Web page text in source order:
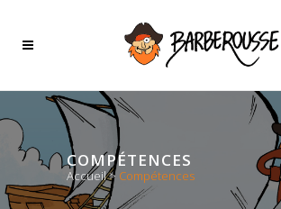
COMPÉTENCES
Accueil> Compétences